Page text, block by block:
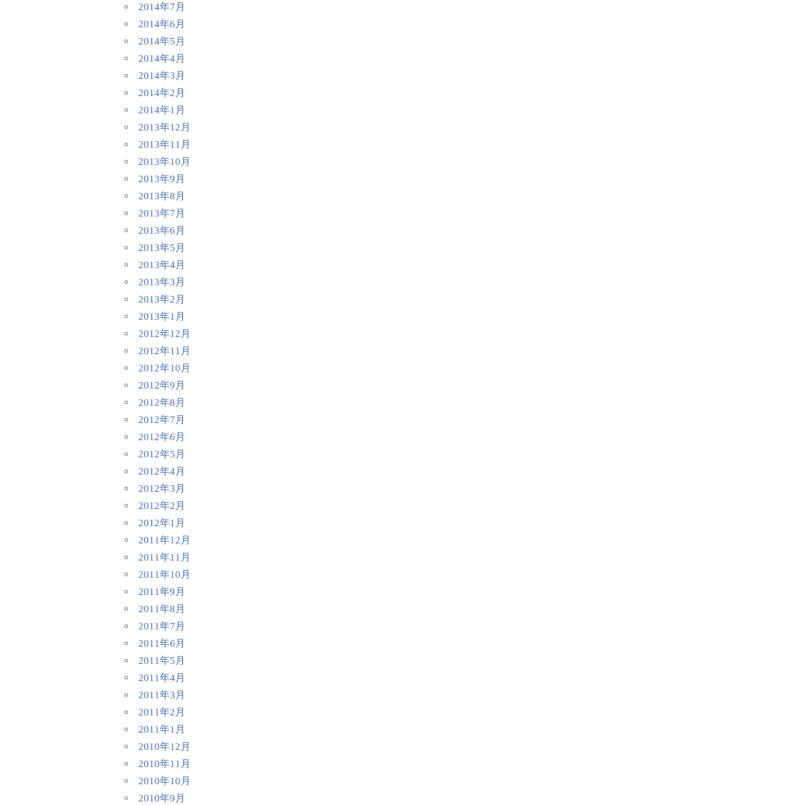
2014年7月
2014年6月
2014年5月
2014年4月
2014年3月
2014年2月
2014年1月
2013年12月
2013年11月
2013年10月
2013年9月
2013年8月
2013年7月
2013年6月
2013年5月
2013年4月
2013年3月
2013年2月
2013年1月
2012年12月
2012年11月
2012年10月
2012年9月
2012年8月
2012年7月
2012年6月
2012年5月
2012年4月
2012年3月
2012年2月
2012年1月
2011年12月
2011年11月
2011年10月
2011年9月
2011年8月
2011年7月
2011年6月
2011年5月
2011年4月
2011年3月
2011年2月
2011年1月
2010年12月
2010年11月
2010年10月
2010年9月